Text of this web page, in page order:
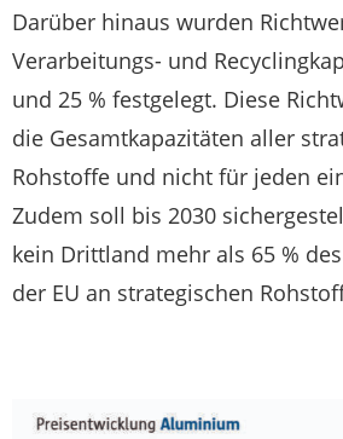
Darüber hinaus wurden
Verarbeitungs- und
und 25 % festgelegt. Diese
die Gesamtkapazitäten aller
Rohstoffe und nicht für jeden
Zudem soll bis 2030
kein Drittland mehr als 65 %
der EU an strategischen